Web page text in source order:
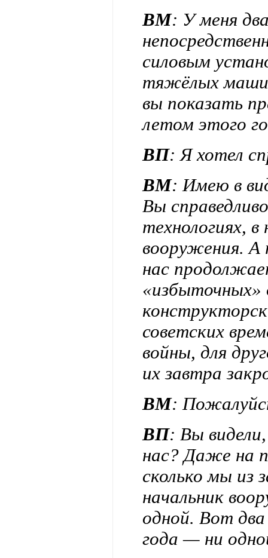
ВМ: У меня
силовым
тяжёлых
вы показать
летом этого
ВП: Я хотел
ВМ: Имею в
Вы
технологиях,
вооружения. А
нас
«избыточных»
советских
войны, для
их завтра
ВМ:
ВП: Вы
нас? Даже на
сколько мы из
начальник
одной. Вот два
года — ни